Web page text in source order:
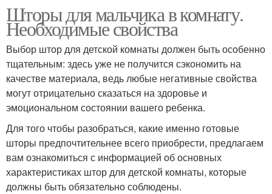
Шторы для мальчика в комнату.
Необходимые свойства
Выбор штор для детской комнаты должен быть особенно
тщательным: здесь уже не получится сэкономить на
качестве материала, ведь любые негативные свойства
могут отрицательно сказаться на здоровье и
эмоциональном состоянии вашего ребенка.
Для того чтобы разобраться, какие именно готовые
шторы предпочтительнее всего приобрести, предлагаем
вам ознакомиться с информацией об основных
характеристиках штор для детской комнаты, которые
должны быть обязательно соблюдены.